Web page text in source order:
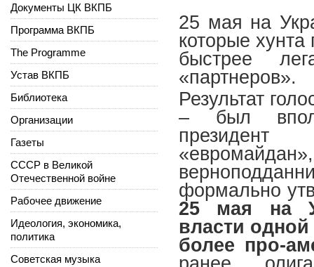
25 мая на
которые
быстрее
«партнеров».
Результат
– был
президент
формально
25 мая на
власти
более про-
Документы ЦК ВКПБ
Программа ВКПБ
The Programme
Устав ВКПБ
Библиотека
Организации
Газеты
СССР в Великой
Отечественной войне
Рабочее движение
Идеология, экономика,
политика
Советская музыка